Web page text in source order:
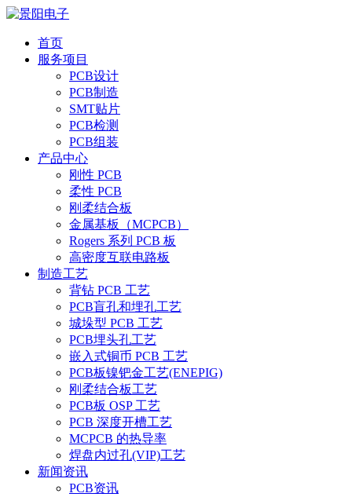
首页
服务项目
PCB设计
PCB制造
SMT贴片
PCB检测
PCB组装
产品中心
刚性 PCB
柔性 PCB
刚柔结合板
金属基板（MCPCB）
Rogers 系列 PCB 板
高密度互联电路板
制造工艺
背钻 PCB 工艺
PCB盲孔和埋孔工艺
城垛型 PCB 工艺
PCB埋头孔工艺
嵌入式铜币 PCB 工艺
PCB板镍钯金工艺(ENEPIG)
刚柔结合板工艺
PCB板 OSP 工艺
PCB 深度开槽工艺
MCPCB 的热导率
焊盘内过孔(VIP)工艺
新闻资讯
PCB资讯